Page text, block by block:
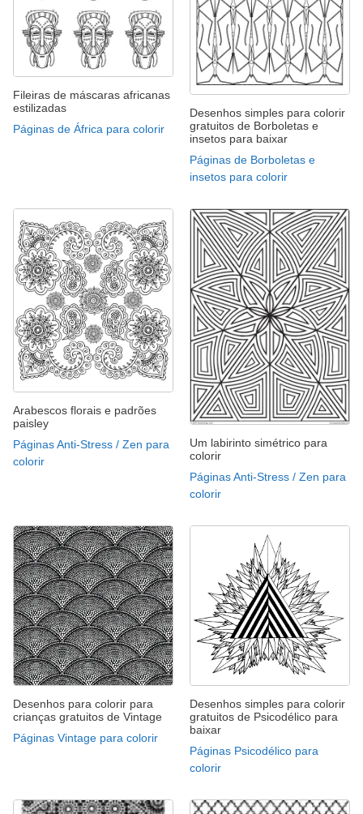
Fileiras de máscaras africanas
estilizadas
Páginas de África para colorir
Desenhos simples para colorir
gratuitos de Borboletas e
insetos para baixar
Páginas de Borboletas e
insetos para colorir
Arabescos florais e padrões
paisley
Páginas Anti-Stress / Zen para
colorir
Um labirinto simétrico para
colorir
Páginas Anti-Stress / Zen para
colorir
Desenhos para colorir para
crianças gratuitos de Vintage
Páginas Vintage para colorir
Desenhos simples para colorir
gratuitos de Psicodélico para
baixar
Páginas Psicodélico para
colorir